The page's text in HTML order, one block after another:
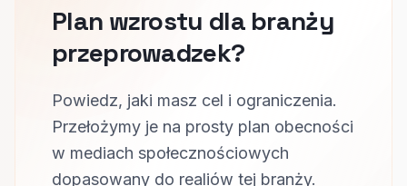
Plan wzrostu dla branży
przeprowadzek?
Powiedz, jaki masz cel i ograniczenia.
Przełożymy je na prosty plan obecności
w mediach społecznościowych
dopasowany do realiów tej branży.